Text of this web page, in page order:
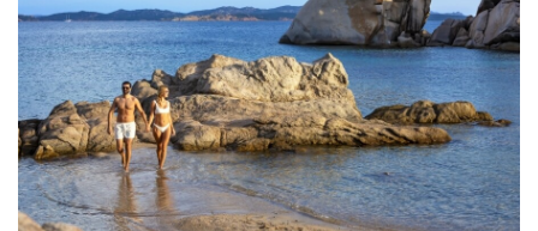
Club Hotel
Grand Relais dei Nuraghi
Residence I Cormorani Alti
BAJA LIVING APARTMENT
TORNA ALLA HOMEPAGE DEL GRUPPO